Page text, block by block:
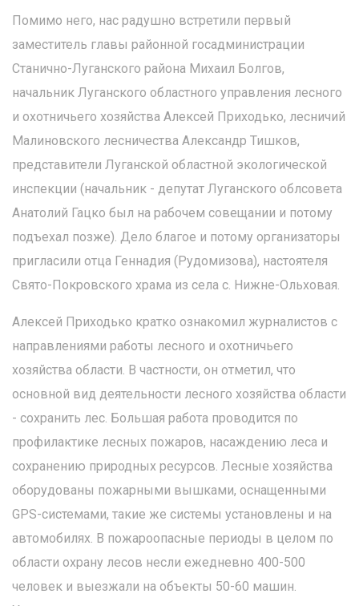
Помимо него, нас радушно встретили первый
заместитель главы районной госадминистрации
Станично-Луганского района Михаил Болгов,
начальник Луганского областного управления лесного
и охотничьего хозяйства Алексей Приходько, лесничий
Малиновского лесничества Александр Тишков,
представители Луганской областной экологической
инспекции (начальник - депутат Луганского облсовета
Анатолий Гацко был на рабочем совещании и потому
подъехал позже). Дело благое и потому организаторы
пригласили отца Геннадия (Рудомизова), настоятеля
Свято-Покровского храма из села с. Нижне-Ольховая.
Алексей Приходько кратко ознакомил журналистов с
направлениями работы лесного и охотничьего
хозяйства области. В частности, он отметил, что
основной вид деятельности лесного хозяйства области
- сохранить лес. Большая работа проводится по
профилактике лесных пожаров, насаждению леса и
сохранению природных ресурсов. Лесные хозяйства
оборудованы пожарными вышками, оснащенными
GPS-системами, такие же системы установлены и на
автомобилях. В пожароопасные периоды в целом по
области охрану лесов несли ежедневно 400-500
человек и выезжали на объекты 50-60 машин.